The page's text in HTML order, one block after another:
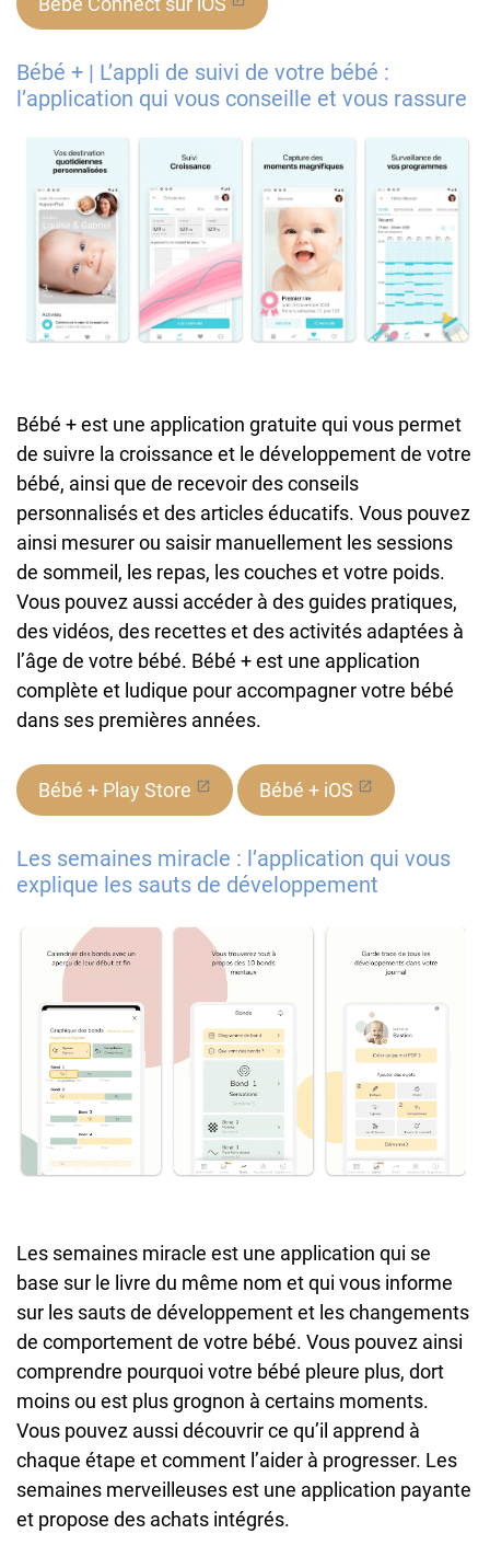
Bébé + | L’appli de suivi de votre bébé :
l’application qui vous conseille et vous rassure
Bébé + est une application gratuite qui vous permet
de suivre la croissance et le développement de votre
bébé, ainsi que de recevoir des conseils
personnalisés et des articles éducatifs. Vous pouvez
ainsi mesurer ou saisir manuellement les sessions
de sommeil, les repas, les couches et votre poids.
Vous pouvez aussi accéder à des guides pratiques,
des vidéos, des recettes et des activités adaptées à
l’âge de votre bébé. Bébé + est une application
complète et ludique pour accompagner votre bébé
dans ses premières années.
Bébé + Play Store Bébé + iOS
Les semaines miracle : l’application qui vous
explique les sauts de développement
Les semaines miracle est une application qui se
base sur le livre du même nom et qui vous informe
sur les sauts de développement et les changements
de comportement de votre bébé. Vous pouvez ainsi
comprendre pourquoi votre bébé pleure plus, dort
moins ou est plus grognon à certains moments.
Vous pouvez aussi découvrir ce qu’il apprend à
chaque étape et comment l’aider à progresser. Les
semaines merveilleuses est une application payante
et propose des achats intégrés.